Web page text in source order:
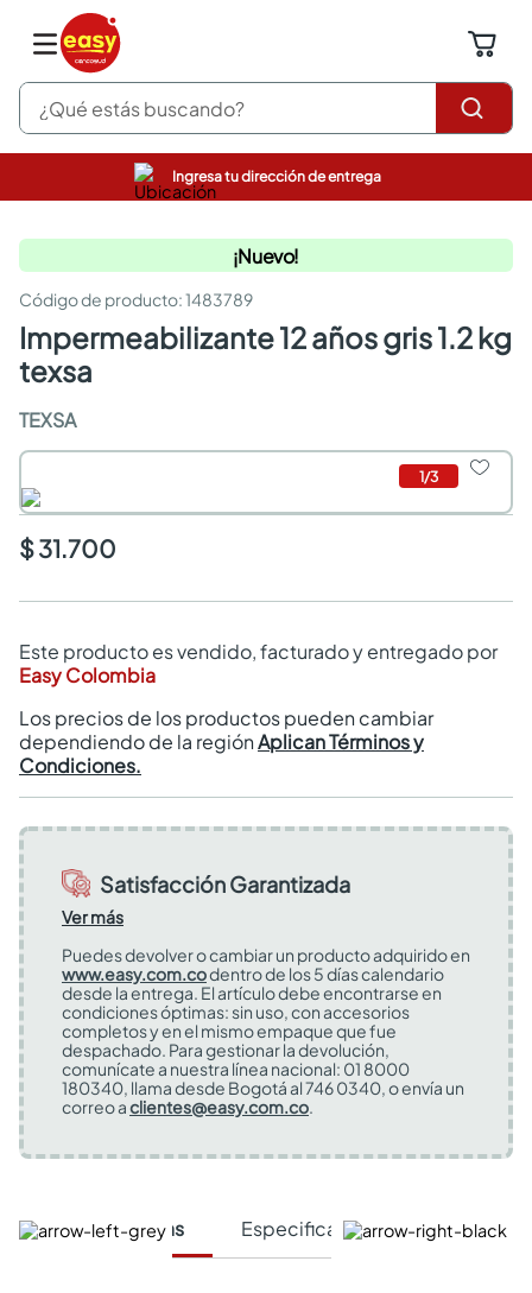
¿Qué estás buscando?
Ingresa tu dirección de entrega
¡Nuevo!
:1483789
impermeabilizante 12 años gris 1.2 kg
texsa
TEXSA
1/3
$ 31.700
Este producto es vendido, facturado y entregado por
Easy Colombia
Los precios de los productos pueden cambiar
dependiendo de la regiónAplican Términos y
Condiciones.
Satisfacción Garantizada
Ver más
Puedes devolver o cambiar un producto adquirido en
www.easy.com.codentro de los 5 días calendario
desde la entrega. El artículo debe encontrarse en
condiciones óptimas: sin uso, con accesorios
completos y en el mismo empaque que fue
despachado. Para gestionar la devolución,
comunícate a nuestra línea nacional: 01 8000
180340, llama desde Bogotá al 746 0340, o envía un
correo aclientes@easy.com.co.
Características Especificaciones Técnicas
pinturas
comedor
escritorio
pisos
armarios closet
comedores